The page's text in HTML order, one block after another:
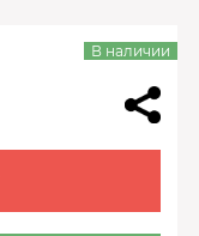
В наличии